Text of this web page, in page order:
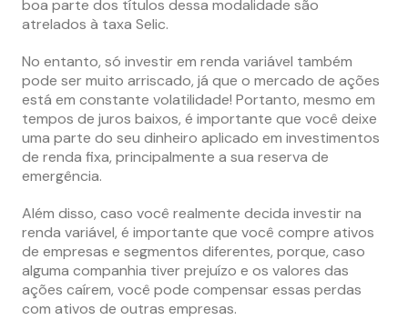
boa parte dos títulos dessa modalidade são
atrelados à taxa Selic.
No entanto, só investir em renda variável também
pode ser muito arriscado, já que o mercado de ações
está em constante volatilidade! Portanto, mesmo em
tempos de juros baixos, é importante que você deixe
uma parte do seu dinheiro aplicado em investimentos
de renda fixa, principalmente a sua reserva de
emergência.
Além disso, caso você realmente decida investir na
renda variável, é importante que você compre ativos
de empresas e segmentos diferentes, porque, caso
alguma companhia tiver prejuízo e os valores das
ações caírem, você pode compensar essas perdas
com ativos de outras empresas.